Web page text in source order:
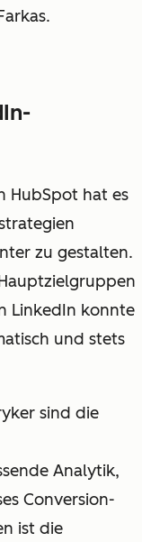
HubSpot hat es
zu gestalten.
LinkedIn konnte
und stets
sind die
Analytik,
Conversion-
ist die